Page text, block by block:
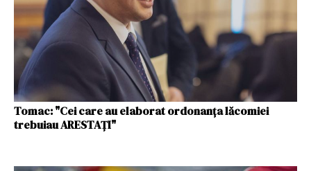
Tomac: "Cei care au elaborat ordonanţa lăcomiei
trebuiau ARESTAȚI"